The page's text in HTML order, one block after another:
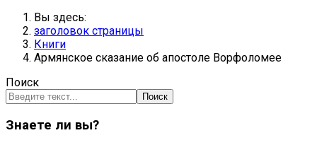
Вы здесь:
заголовок страницы
Книги
Армянское сказание об апостоле Ворфоломее
Поиск
Поиск
Знаете ли вы?